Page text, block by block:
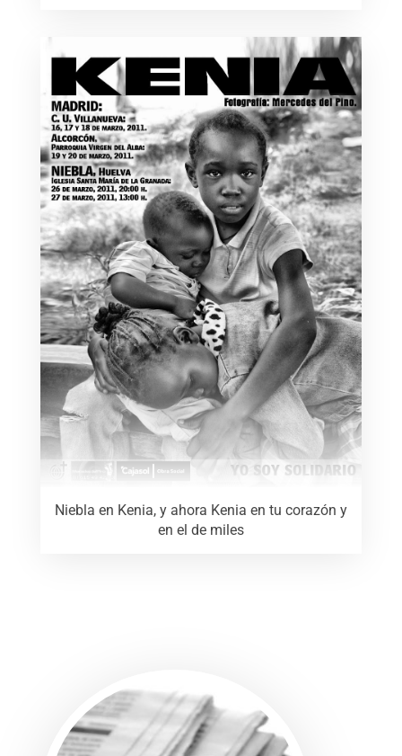
Niebla en Kenia, y ahora Kenia en tu corazón y
en el de miles